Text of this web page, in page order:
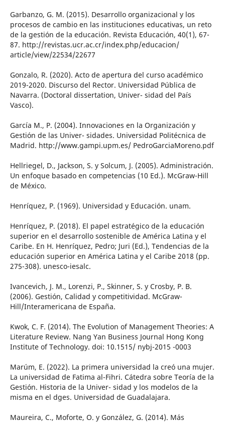
Garbanzo, G. M. (2015). Desarrollo organizacional y los
procesos de cambio en las instituciones educativas, un reto
de la gestión de la educación. Revista Educación, 40(1), 67-
87. http://revistas.ucr.ac.cr/index.php/educacion/
article/view/22534/22677
Gonzalo, R. (2020). Acto de apertura del curso académico
2019-2020. Discurso del Rector. Universidad Pública de
Navarra. (Doctoral dissertation, Univer- sidad del País
Vasco).
García M., P. (2004). Innovaciones en la Organización y
Gestión de las Univer- sidades. Universidad Politécnica de
Madrid. http://www.gampi.upm.es/ PedroGarciaMoreno.pdf
Hellriegel, D., Jackson, S. y Solcum, J. (2005). Administración.
Un enfoque basado en competencias (10 Ed.). McGraw-Hill
de México.
Henríquez, P. (1969). Universidad y Educación. unam.
Henríquez, P. (2018). El papel estratégico de la educación
superior en el desarrollo sostenible de América Latina y el
Caribe. En H. Henríquez, Pedro; Juri (Ed.), Tendencias de la
educación superior en América Latina y el Caribe 2018 (pp.
275-308). unesco-iesalc.
Ivancevich, J. M., Lorenzi, P., Skinner, S. y Crosby, P. B.
(2006). Gestión, Calidad y competitividad. McGraw-
Hill/Interamericana de España.
Kwok, C. F. (2014). The Evolution of Management Theories: A
Literature Review. Nang Yan Business Journal Hong Kong
Institute of Technology. doi: 10.1515/ nybj-2015 -0003
Marúm, E. (2022). La primera universidad la creó una mujer.
La universidad de Fatima al-Fihri. Cátedra sobre Teoría de la
Gestión. Historia de la Univer- sidad y los modelos de la
misma en el dges. Universidad de Guadalajara.
Maureira, C., Moforte, O. y González, G. (2014). Más